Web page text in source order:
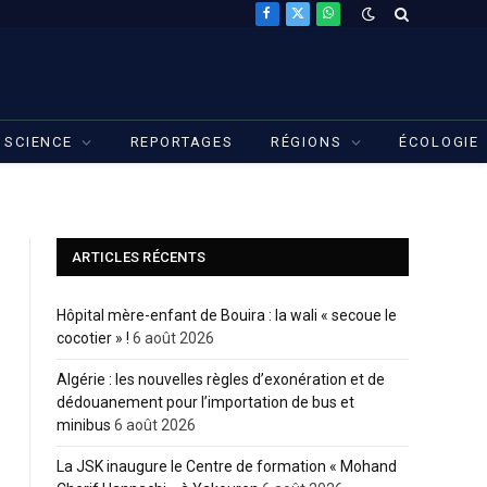
Facebook
X
WhatsApp
SCIENCE REPORTAGES RÉGIONS ÉCOLOGIE
ARTICLES RÉCENTS
Hôpital mère-enfant de Bouira : la wali « secoue le
cocotier » ! 6 août 2026
Algérie : les nouvelles règles d’exonération et de
dédouanement pour l’importation de bus et
minibus 6 août 2026
La JSK inaugure le Centre de formation « Mohand